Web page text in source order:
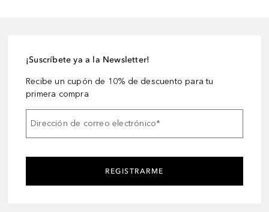
¡Suscríbete ya a la Newsletter!
Recibe un cupón de 10% de descuento para tu
primera compra
Dirección de correo electrónico*
REGISTRARME